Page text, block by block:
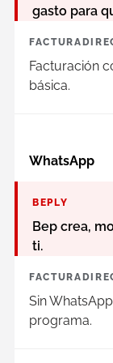
gasto para
Facturación
básica.
WhatsApp
BEPLY
Bep crea,
ti.
Sin
programa.